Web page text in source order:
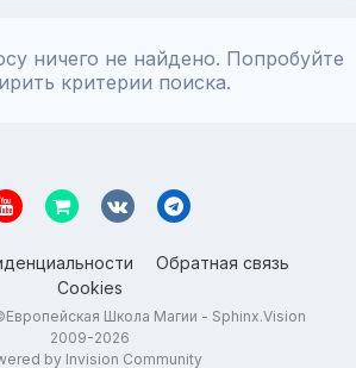
ничего не найдено. Попробуйте
критерии поиска.
Обратная связь
Cookies
Школа Магии - Sphinx.Vision
2009-2026
by Invision Community